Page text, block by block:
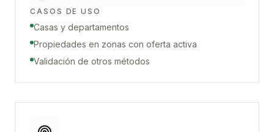
CASOS DE USO
Casas y departamentos
Propiedades en zonas con oferta activa
Validación de otros métodos